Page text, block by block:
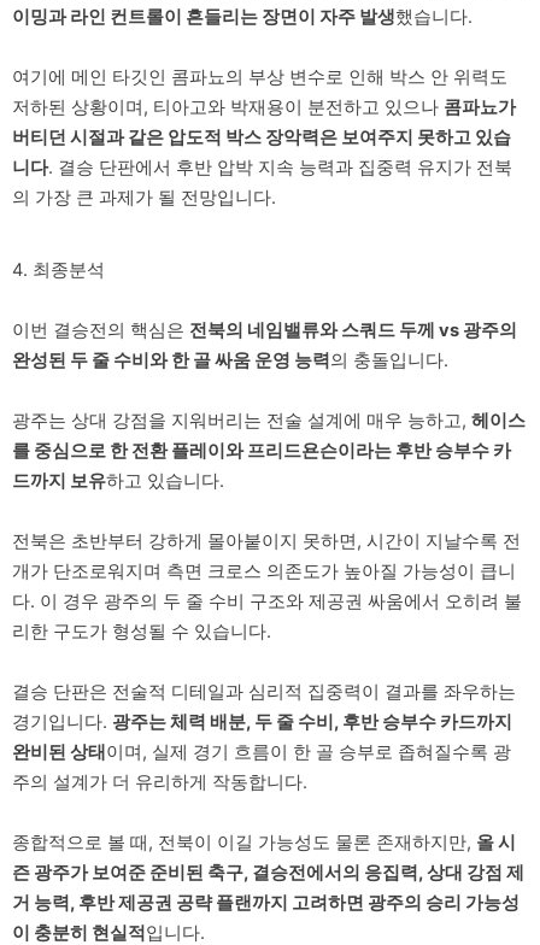
이밍과 라인 컨트롤이 흔들리는 장면이 자주 발생했습니다.
여기에 메인 타깃인 콤파뇨의 부상 변수로 인해 박스 안 위력도
저하된 상황이며, 티아고와 박재용이 분전하고 있으나 콤파뇨가
버티던 시절과 같은 압도적 박스 장악력은 보여주지 못하고 있습
니다. 결승 단판에서 후반 압박 지속 능력과 집중력 유지가 전북
의 가장 큰 과제가 될 전망입니다.
4. 최종분석
이번 결승전의 핵심은 전북의 네임밸류와 스쿼드 두께 vs 광주의
완성된 두 줄 수비와 한 골 싸움 운영 능력의 충돌입니다.
광주는 상대 강점을 지워버리는 전술 설계에 매우 능하고, 헤이스
를 중심으로 한 전환 플레이와 프리드욘슨이라는 후반 승부수 카
드까지 보유하고 있습니다.
전북은 초반부터 강하게 몰아붙이지 못하면, 시간이 지날수록 전
개가 단조로워지며 측면 크로스 의존도가 높아질 가능성이 큽니
다. 이 경우 광주의 두 줄 수비 구조와 제공권 싸움에서 오히려 불
리한 구도가 형성될 수 있습니다.
결승 단판은 전술적 디테일과 심리적 집중력이 결과를 좌우하는
경기입니다. 광주는 체력 배분, 두 줄 수비, 후반 승부수 카드까지
완비된 상태이며, 실제 경기 흐름이 한 골 승부로 좁혀질수록 광
주의 설계가 더 유리하게 작동합니다.
종합적으로 볼 때, 전북이 이길 가능성도 물론 존재하지만, 올 시
즌 광주가 보여준 준비된 축구, 결승전에서의 응집력, 상대 강점 제
거 능력, 후반 제공권 공략 플랜까지 고려하면 광주의 승리 가능성
이 충분히 현실적입니다.